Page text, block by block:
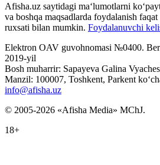
Afisha.uz saytidagi ma‘lumotlarni
va boshqa maqsadlarda foydalanish
ruxsati bilan mumkin. Foydalanuvchi
Elektron OAV guvohnomasi №0400.
2019-yil
Bosh muharrir: Sapayeva Galina
Manzil: 100007, Toshkent, Parkent
info@afisha.uz
© 2005-2026 «Afisha Media» MChJ.
18+